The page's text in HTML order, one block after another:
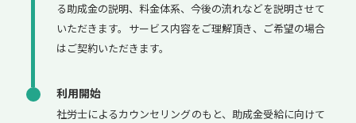
る助成金の説明、料金体系、今後の流れなどを説明させて
いただきます。サービス内容をご理解頂き、ご希望の場合
はご契約いただきます。
利用開始
社労士によるカウンセリングのもと、助成金受給に向けて